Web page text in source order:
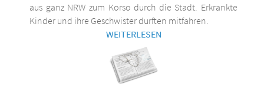
aus ganz NRW zum Korso durch die Stadt. Erkrankte
Kinder und ihre Geschwister durften mitfahren.
WEITERLESEN